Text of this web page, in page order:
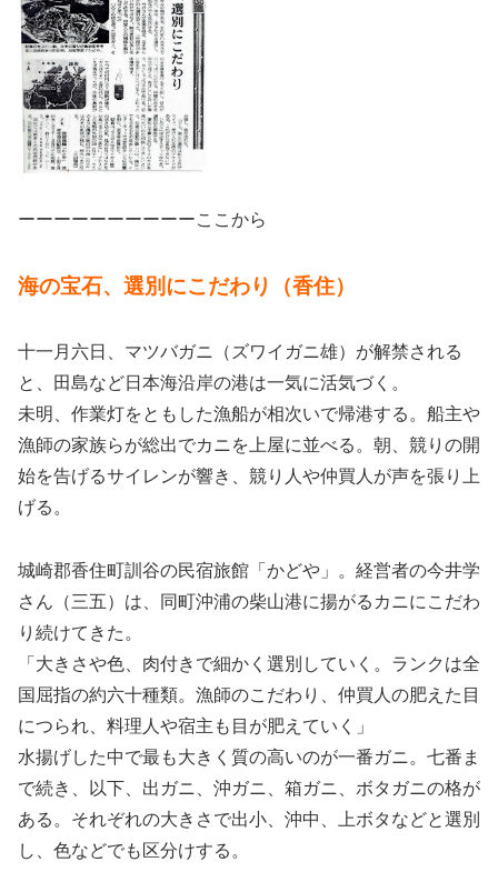
ーーーーーーーーーーここから
海の宝石、選別にこだわり（香住）
十一月六日、マツバガニ（ズワイガニ雄）が解禁される
と、田島など日本海沿岸の港は一気に活気づく。
未明、作業灯をともした漁船が相次いで帰港する。船主や
漁師の家族らが総出でカニを上屋に並べる。朝、競りの開
始を告げるサイレンが響き、競り人や仲買人が声を張り上
げる。
城崎郡香住町訓谷の民宿旅館「かどや」。経営者の今井学
さん（三五）は、同町沖浦の柴山港に揚がるカニにこだわ
り続けてきた。
「大きさや色、肉付きで細かく選別していく。ランクは全
国屈指の約六十種類。漁師のこだわり、仲買人の肥えた目
につられ、料理人や宿主も目が肥えていく」
水揚げした中で最も大きく質の高いのが一番ガニ。七番ま
で続き、以下、出ガニ、沖ガニ、箱ガニ、ボタガニの格が
ある。それぞれの大きさで出小、沖中、上ボタなどと選別
し、色などでも区分けする。